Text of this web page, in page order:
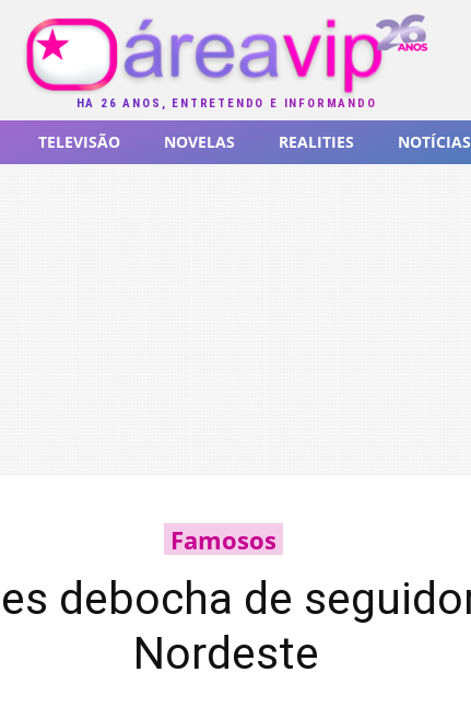
HÁ 26 ANOS, ENTRETENDO E INFORMANDO
TELEVISÃO NOVELAS REALITIES NOTÍCIAS
Famosos
debocha de
Nordeste